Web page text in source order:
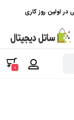
در اولین روز کاری
0